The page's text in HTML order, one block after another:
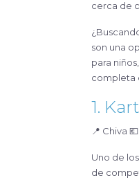
cerca de
son una
para
completa
1.
📍 Chiva
Uno de
de